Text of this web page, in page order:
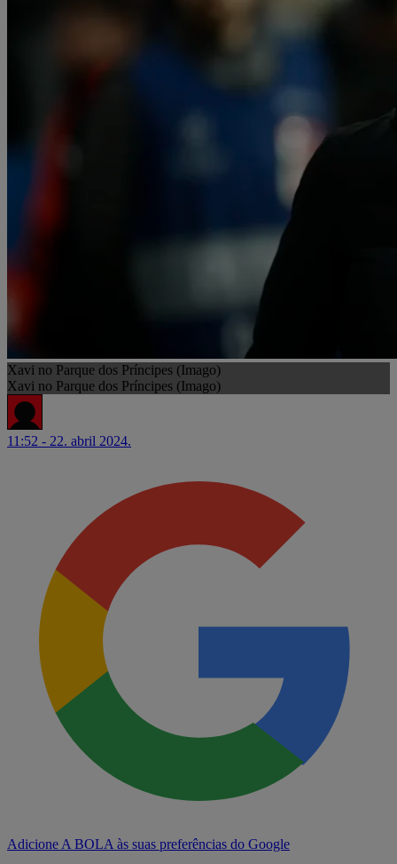
Xavi no Parque dos Príncipes (Imago)
Xavi no Parque dos Príncipes (Imago)
11:52 - 22. abril 2024.
Adicione A BOLA às suas preferências do Google